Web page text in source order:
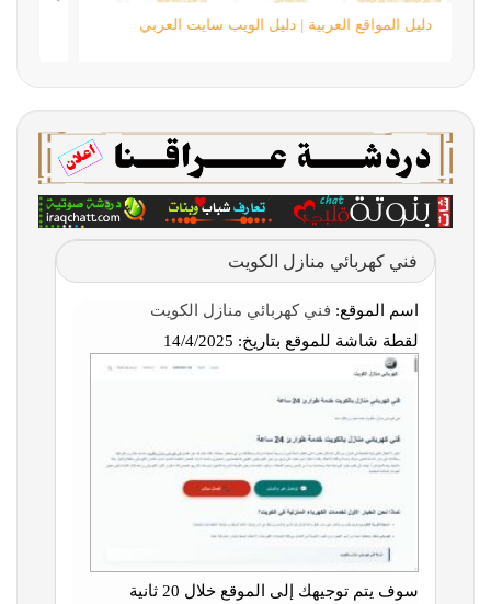
دليل المواقع العربية | دليل الويب سايت العربي
فني كهربائي منازل الكويت
اسم الموقع: فني كهربائي منازل الكويت
لقطة شاشة للموقع بتاريخ:
سوف يتم توجيهك إلى الموقع خلال 20 ثانية